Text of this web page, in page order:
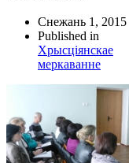
Снежань 1, 2015
Published in
Хрысціянскае
меркаванне